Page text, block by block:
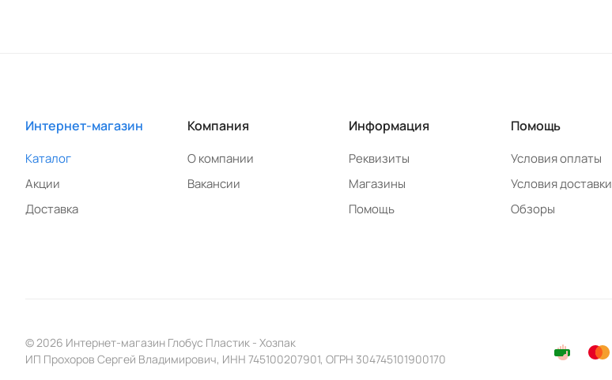
Интернет-магазин
Каталог
Акции
Доставка
Компания
О компании
Вакансии
Информация
Реквизиты
Магазины
Помощь
Помощь
Условия оплаты
Условия доставки
Обзоры
© 2026 Интернет-магазин Глобус Пластик - Хозпак
ИП Прохоров Сергей Владимирович, ИНН 745100207901, ОГРН 304745101900170